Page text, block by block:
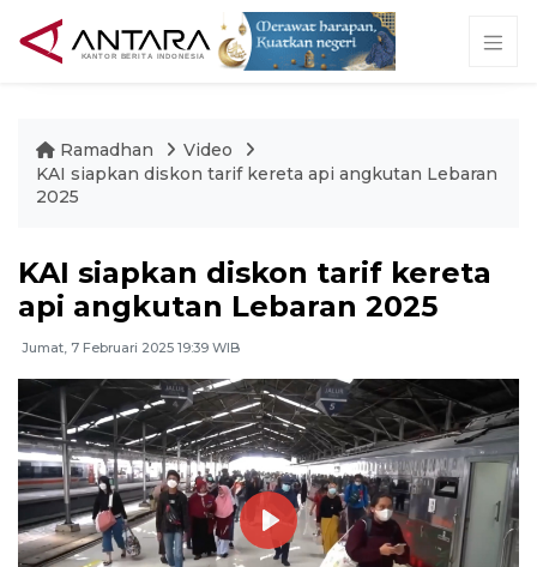
Ramadhan
Video
KAI siapkan diskon tarif kereta api angkutan Lebaran
2025
KAI siapkan diskon tarif kereta
api angkutan Lebaran 2025
Jumat, 7 Februari 2025 19:39 WIB
Play